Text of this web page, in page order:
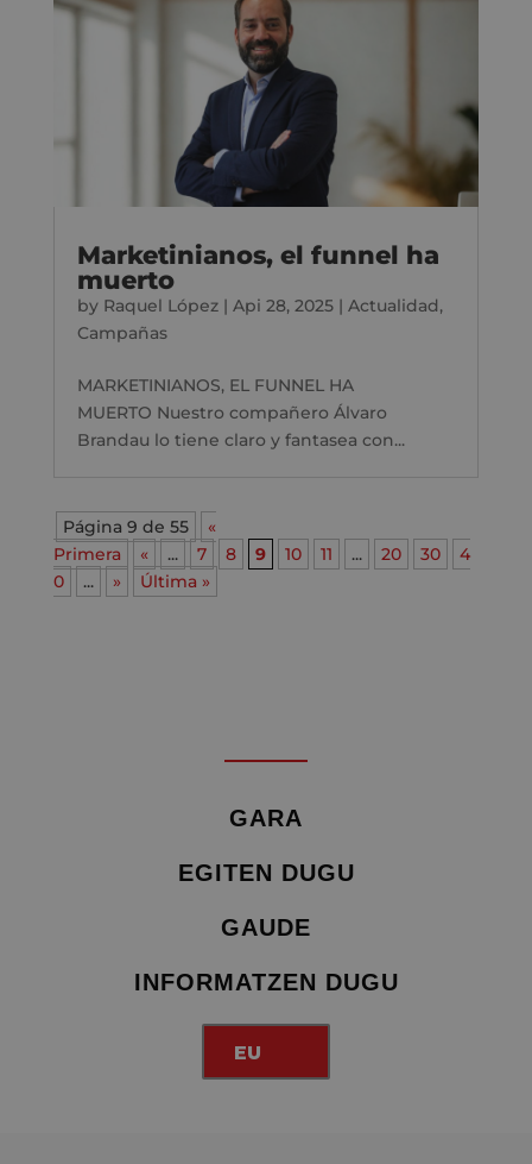
Marketinianos, el funnel ha
muerto
by Raquel López| Api 28, 2025| Actualidad,
Campañas
MARKETINIANOS, EL FUNNEL HA
MUERTO Nuestro compañero Álvaro
Brandau lo tiene claro y fantasea con...
Página 9 de 55
«
Primera
« ... 7 8 9 10 11 ... 20 30
4
0
... » Última »
GARA
EGITEN DUGU
GAUDE
INFORMATZEN DUGU
EU